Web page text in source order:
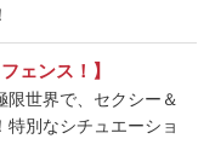
ェンス！】
限世界で、セクシー＆
特別なシチュエーショ